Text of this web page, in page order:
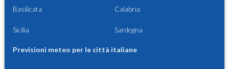
Basilicata Calabria
Sicilia Sardegna
Previsioni meteo per le città italiane